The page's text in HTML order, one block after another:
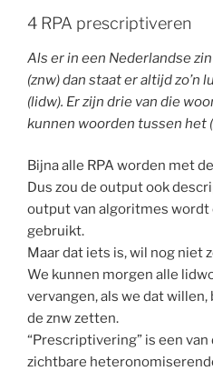
4 RPA prescriptiveren
Als er in een Nederlandse
(znw) dan staat er altijd zo’n
(lidw). Er zijn drie van die
kunnen woorden tussen het
Bijna alle RPA worden met
Dus zou de output ook
output van algoritmes
gebruikt.
Maar dat iets is, wil nog niet
We kunnen morgen alle
vervangen, als we dat
de znw zetten.
“Prescriptivering” is een
zichtbare